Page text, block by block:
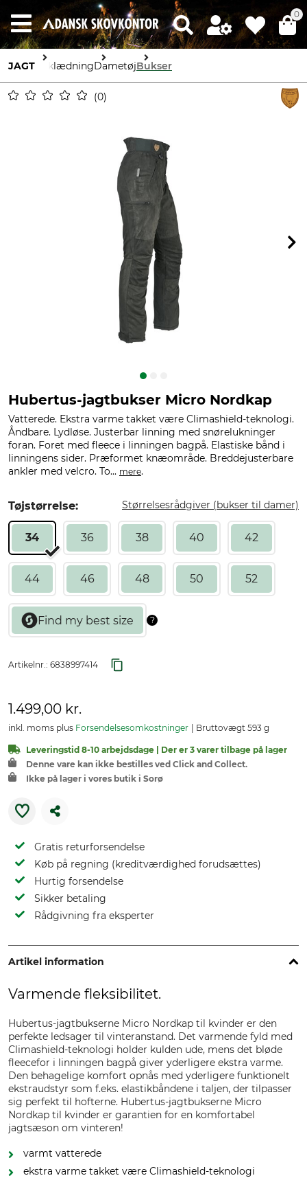
0
JAGT BeklædningDametøjBukser
0
Hubertus-jagtbukser Micro Nordkap
Vatterede. Ekstra varme takket være Climashield-teknologi.
Åndbare. Lydløse. Justerbar linning med snørelukninger
foran. Foret med fleece i linningen bagpå. Elastiske bånd i
linningens sider. Præformet knæområde. Breddejusterbare
ankler med velcro. To... mere.
Tøjstørrelse: Størrelsesrådgiver (bukser til damer)
34 36 38 40 42
44 46 48 50 52
Artikelnr.: 6838997414
1.499,00 kr.
inkl. moms plus Forsendelsesomkostninger Bruttovægt 593 g
Leveringstid 8-10 arbejdsdage | Der er 3 varer tilbage på lager
Denne vare kan ikke bestilles ved Click and Collect.
Ikke på lager i vores butik i Sorø
Gratis returforsendelse
Køb på regning (kreditværdighed forudsættes)
Hurtig forsendelse
Sikker betaling
Rådgivning fra eksperter
Artikel information
Varmende fleksibilitet.
Hubertus-jagtbukserne Micro Nordkap til kvinder er den
perfekte ledsager til vinteranstand. Det varmende fyld med
Climashield-teknologi holder kulden ude, mens det bløde
fleecefor i linningen bagpå giver yderligere ekstra varme.
Den behagelige komfort opnås med yderligere funktionelt
ekstraudstyr som f.eks. elastikbåndene i taljen, der tilpasser
sig perfekt til hofterne. Hubertus-jagtbukserne Micro
Nordkap til kvinder er garantien for en komfortabel
jagtsæson om vinteren!
varmt vatterede
ekstra varme takket være Climashield-teknologi